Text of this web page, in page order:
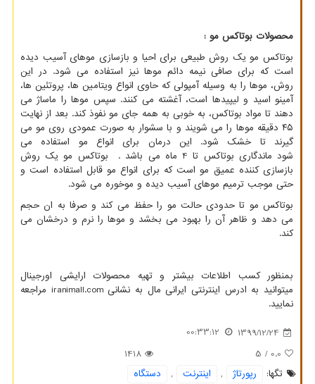
محصولات بوتاکس مو :
بوتاکس مو یک روش طبیعی برای احیا و بازسازی موهای آسیب دیده
است که برای صافی نیمه دائم موها نیز استفاده می شود. در این
روش، موها را به وسیله آمپولی که حاوی انواع ویتامین ها، پروتئین ها،
آمینو اسید و لیپیدها است، آغشته می کنند. سپس موها را ماساژ می
دهند تا مواد بوتاکس، به خوبی به همه جای مو نفوذ کند. بعد از نهایت
۴۵ دقیقه موها را می شویند و با سشوار به صورت عمودی روی مو می
گیرند تا خشک شود. این درمان برای انواع مو استفاده می
شود ماندگاری بوتاکس تا 4 ماه می باشد . بوتاکس مو یک روش
بازسازی کننده عمیق مو است که برای انواع مو قابل استفاده است و
حتی موجب ترمیم موهای آسیب دیده و موخوره می شود.
بوتاکس مو تا حدودی حالت مو را حفظ می کند و صرفا به ان حجم
می دهد و ظاهر آن را بهبود می بخشد و موها را نرم و درخشان می
کند.
بمنظور کسب اطلاعات بیشتر و تهیه محصولات ارایشی اورجینال
میتوانید به ادرس اینترنتی ایرانی مال به نشانیiranimall.com مراجعه
نمایید.
1399/12/24
00:33:12
0.0
/ 5
1418
تگها:
رپورتاژ , اینترنت ,
دستگاه